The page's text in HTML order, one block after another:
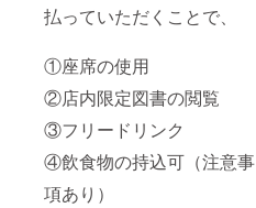
払っていただくことで、
①座席の使用
②店内限定図書の閲覧
③フリードリンク
④飲食物の持込可（注意事
項あり）